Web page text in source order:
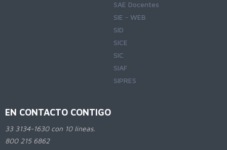
SAE Docentes
SIE - WEB
SID
SICE
SIC
SIAF
SIPRES
EN CONTACTO CONTIGO
33 3134-1630 con 10 líneas.
800215 6862